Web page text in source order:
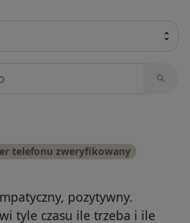
telefonu zweryfikowany
pozytywny.
tyle czasu ile trzeba i ile